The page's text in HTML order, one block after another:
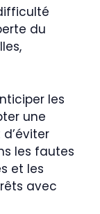
du
les
une
les fautes
et les
avec